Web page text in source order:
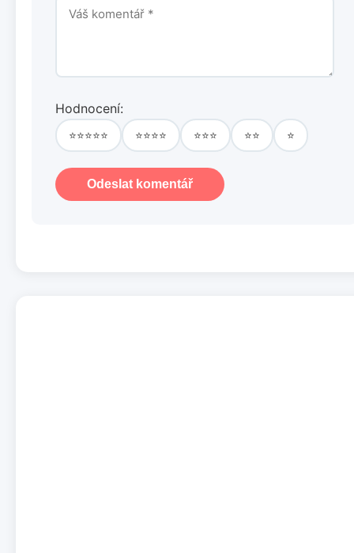
Hodnocení:
⭐⭐⭐⭐⭐ ⭐⭐⭐⭐ ⭐⭐⭐ ⭐⭐ ⭐
Odeslat komentář